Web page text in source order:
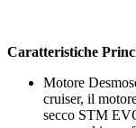
Caratteristiche
Motore
cruiser, il
secco STM